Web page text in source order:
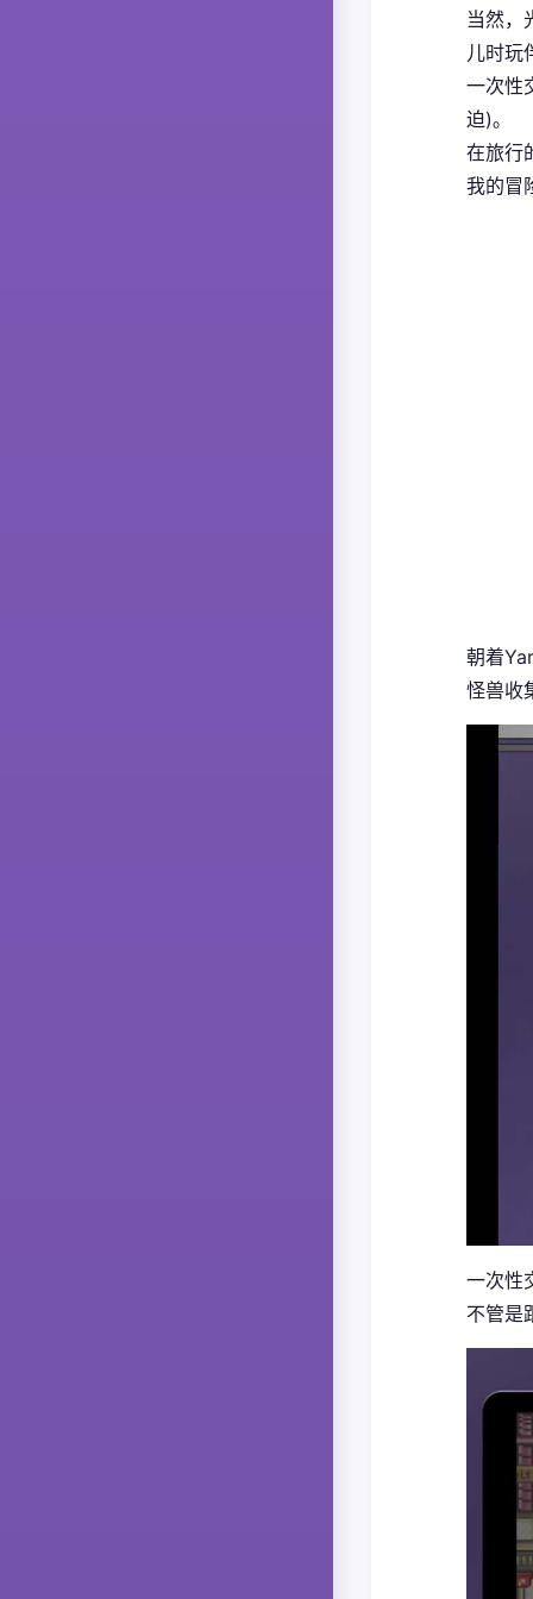
当然，
儿时玩
一次性
迫)。
在旅行
我的冒
朝着
怪兽收
一次性
不管是